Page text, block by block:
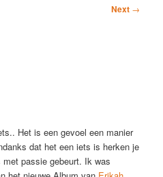
Next →
Het is een gevoel een manier
dat het een iets is herken je
passie gebeurt. Ik was